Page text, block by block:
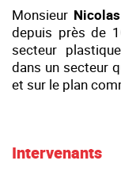
Monsieur
depuis près de
secteur
dans un secteur
et sur le plan
Intervenants